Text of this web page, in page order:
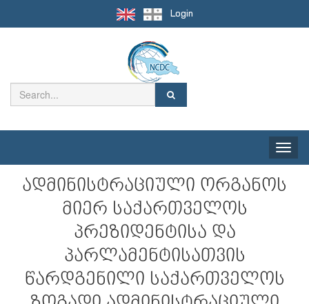
Login
Toggle
ადმინისტრაციული ორგანოს
მიერ საქართველოს
პრეზიდენტისა და
პარლამენტისათვის
წარდგენილი საქართველოს